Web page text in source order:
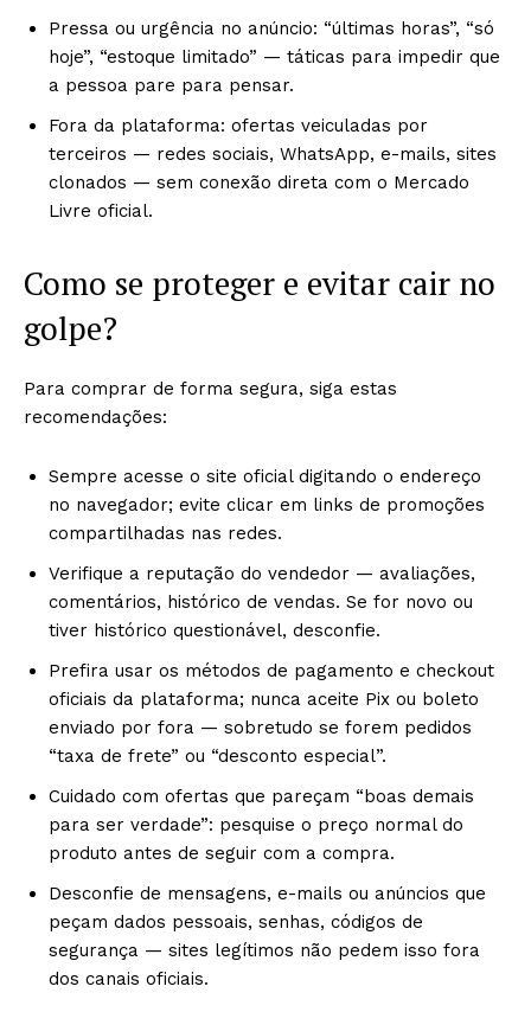
Pressa ou urgência no anúncio: “últimas horas”, “só
hoje”, “estoque limitado” — táticas para impedir que
a pessoa pare para pensar.
Fora da plataforma: ofertas veiculadas por
terceiros — redes sociais, WhatsApp, e-mails, sites
clonados — sem conexão direta com o Mercado
Livre oficial.
Como se proteger e evitar cair no
golpe?
Para comprar de forma segura, siga estas
recomendações:
Sempre acesse o site oficial digitando o endereço
no navegador; evite clicar em links de promoções
compartilhadas nas redes.
Verifique a reputação do vendedor — avaliações,
comentários, histórico de vendas. Se for novo ou
tiver histórico questionável, desconfie.
Prefira usar os métodos de pagamento e checkout
oficiais da plataforma; nunca aceite Pix ou boleto
enviado por fora — sobretudo se forem pedidos
“taxa de frete” ou “desconto especial”.
Cuidado com ofertas que pareçam “boas demais
para ser verdade”: pesquise o preço normal do
produto antes de seguir com a compra.
Desconfie de mensagens, e-mails ou anúncios que
peçam dados pessoais, senhas, códigos de
segurança — sites legítimos não pedem isso fora
dos canais oficiais.